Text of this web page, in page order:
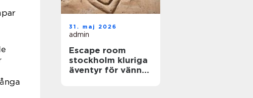
31. maj 2026
admin
Escape room
stockholm kluriga
äventyr för vänner,